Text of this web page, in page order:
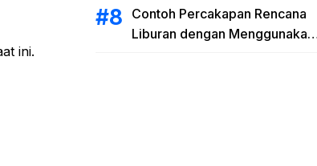
ini.
beserta Jawaban dan
Pembahasan
Contoh Percakapan Rencana
Liburan dengan Menggunakan